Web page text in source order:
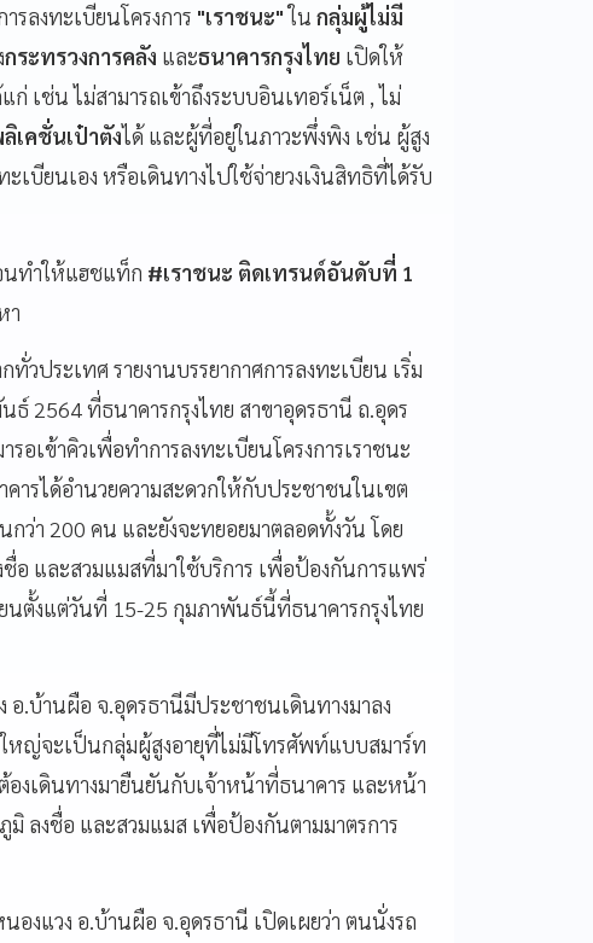
ลงทะเบียนโครงการ "เราชนะ"ใน กลุ่มผู้ไม่มี
กระทรวงการคลัง และธนาคารกรุงไทย เปิดให้
ช่น ไม่สามารถเข้าถึงระบบอินเทอร์เน็ต , ไม่
เคชั่นเป๋าตังได้ และผู้ที่อยู่ในภาวะพึ่งพิง เช่น ผู้สูง
เบียนเอง หรือเดินทางไปใช้จ่ายวงเงินสิทธิที่ได้รับ
นทำให้แฮชแท็ก #เราชนะ ติดเทรนด์อันดับที่ 1
า
วประเทศ รายงานบรรยากาศการลงทะเบียน เริ่ม
2564 ที่ธนาคารกรุงไทย สาขาอุดรธานี ถ.อุดร
เข้าคิวเพื่อทำการลงทะเบียนโครงการเราชนะ
รได้อำนวยความสะดวกให้กับประชาชนในเขต
ว่า 200 คน และยังจะทยอยมาตลอดทั้งวัน โดย
อ และสวมแมสที่มาใช้บริการ เพื่อป้องกันการแพร่
นตั้งแต่วันที่ 15-25 กุมภาพันธ์นี้ที่ธนาคารกรุงไทย
.บ้านผือ จ.อุดรธานีมีประชาชนเดินทางมาลง
หญ่จะเป็นกลุ่มผู้สูงอายุที่ไม่มีโทรศัพท์แบบสมาร์ท
เดินทางมายืนยันกับเจ้าหน้าที่ธนาคาร และหน้า
มิ ลงชื่อ และสวมแมส เพื่อป้องกันตามมาตรการ
องแวง อ.บ้านผือ จ.อุดรธานี เปิดเผยว่า ตนนั่งรถ